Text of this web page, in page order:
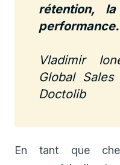
rétention,
Vladimir
Global
Doctolib
En tant que